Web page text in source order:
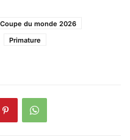
Coupe du monde 2026
Primature